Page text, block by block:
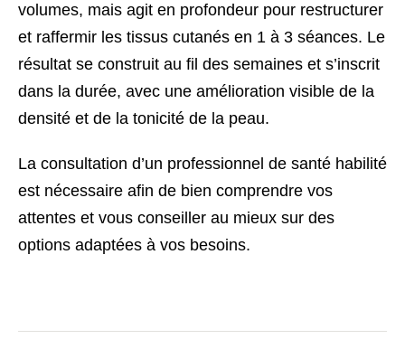
volumes, mais agit en profondeur pour restructurer
et raffermir les tissus cutanés en 1 à 3 séances. Le
résultat se construit au fil des semaines et s’inscrit
dans la durée, avec une amélioration visible de la
densité et de la tonicité de la peau.
La consultation d’un professionnel de santé habilité
est nécessaire afin de bien comprendre vos
attentes et vous conseiller au mieux sur des
options adaptées à vos besoins.